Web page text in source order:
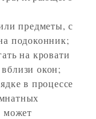
предметы, с
подоконник;
на кровати
окон;
в процессе
может